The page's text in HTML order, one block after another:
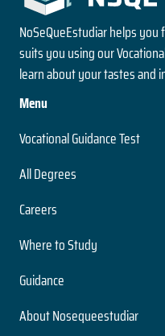
NoSeQueEstudiar helps
suits you using our
learn about your tastes and
Menu
Vocational Guidance Test
All Degrees
Careers
Where to Study
Guidance
About Nosequeestudiar